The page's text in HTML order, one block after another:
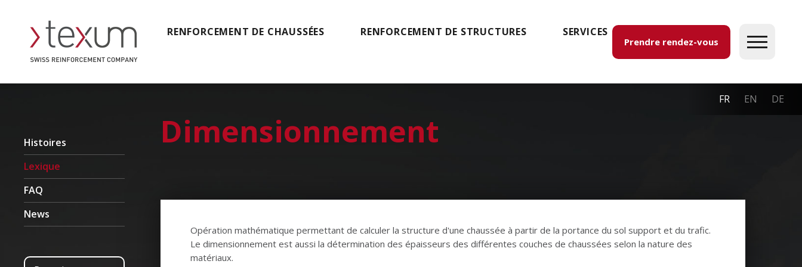
Prendre rendez-vous
FR EN DE
RENFORCEMENT DE CHAUSSÉES RENFORCEMENT DE STRUCTURES SERVICES
Histoires
Lexique
FAQ
News
Dimensionnement
Opération mathématique permettant de calculer la structure d'une chaussée à partir de la portance du sol support et du trafic.
Le dimensionnement est aussi la détermination des épaisseurs des différentes couches de chaussées selon la nature des
matériaux.